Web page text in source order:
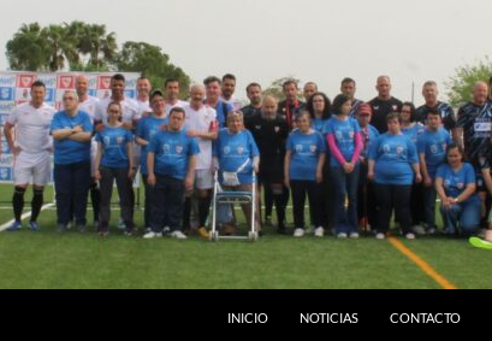
INICIO NOTICIAS CONTACTO